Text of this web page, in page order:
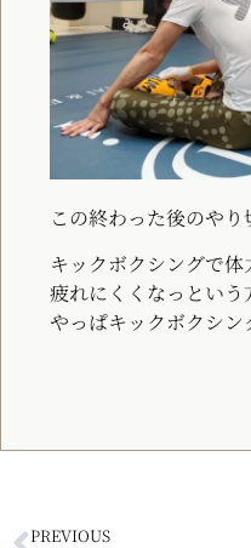
この終わった後のや
キックボクシングで
疲れにくくなっという
やっぱキックボクシン
PREVIOUS